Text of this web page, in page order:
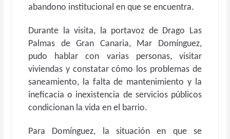
abandono institucional en que se encuentra.
Durante la visita, la portavoz de Drago Las
Palmas de Gran Canaria, Mar Domínguez,
pudo hablar con varias personas, visitar
viviendas y constatar cómo los problemas de
saneamiento, la falta de mantenimiento y la
ineficacia o inexistencia de servicios públicos
condicionan la vida en el barrio.
Para Domínguez, la situación en que se